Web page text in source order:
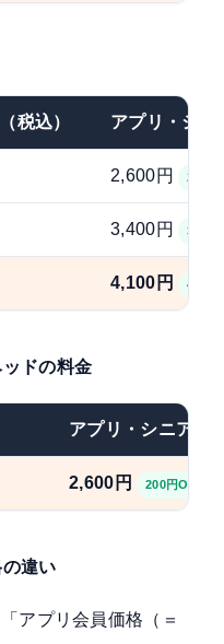
税込） アプリ・シニ
2,600円 200円
3,400円 300円
4,100円 400円
ドの料金
アプリ・シニア会
2,600円 200円OFF
違い
アプリ会員価格（＝